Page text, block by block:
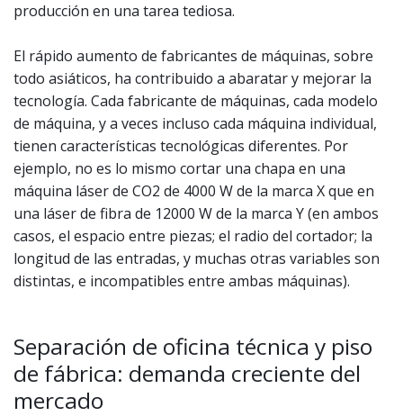
producción en una tarea tediosa.
El rápido aumento de fabricantes de máquinas, sobre
todo asiáticos, ha contribuido a abaratar y mejorar la
tecnología. Cada fabricante de máquinas, cada modelo
de máquina, y a veces incluso cada máquina individual,
tienen características tecnológicas diferentes. Por
ejemplo, no es lo mismo cortar una chapa en una
máquina láser de CO2 de 4000 W de la marca X que en
una láser de fibra de 12000 W de la marca Y (en ambos
casos, el espacio entre piezas; el radio del cortador; la
longitud de las entradas, y muchas otras variables son
distintas, e incompatibles entre ambas máquinas).
Separación de oficina técnica y piso
de fábrica: demanda creciente del
mercado